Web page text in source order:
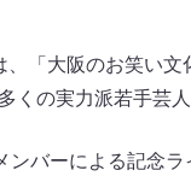
「大阪のお笑い
くの実力派若手芸
ンバーによる記念